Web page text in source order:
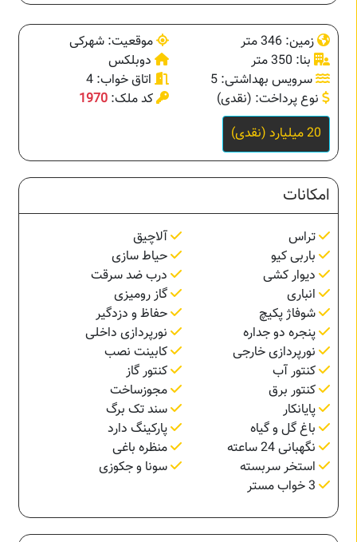
زمین: 346 متر
موقعیت: شهرکی
بنا: 350 متر
دوبلکس
سرویس بهداشتی: 5
اتاق خواب: 4
نوع پرداخت: (نقدی)
کد ملک: 1970
20 میلیارد (نقدی)
امکانات
تراس
آلاچیق
باربی کیو
حیاط سازی
دیوار کشی
درب ضد سرقت
انباری
گاز رومیزی
شوفاژ پکیچ
حفاظ و دزدگیر
پنجره دو جداره
نورپردازی داخلی
نورپردازی خارجی
کابینت نصب
کنتور آب
کنتور گاز
کنتور برق
مجوزساخت
پایانکار
سند تک برگ
باغ گل و گیاه
پارکینگ دارد
نگهبانی 24 ساعته
منظره باغی
استخر سربسته
سونا و جکوزی